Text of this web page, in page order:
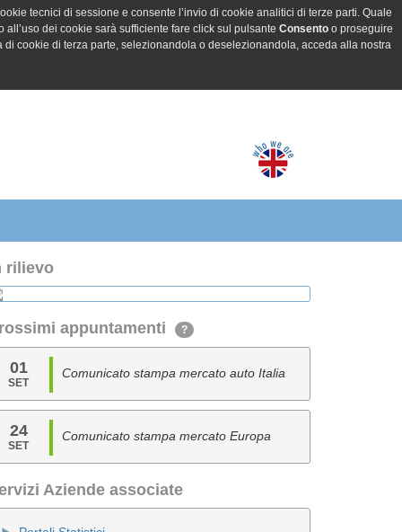
tecnici di sessione e consente l’invio di cookie analitici di terze parti. Quale
dei cookie sarà sufficiente fare click sul pulsante Consentoo proseguire
cookie di terza parte, selezionandola o deselezionandola, acceda alla nostra
rilievo
appuntamenti ?
01
SET
Comunicato stampa mercato auto Italia
24
SET
Comunicato stampa mercato Europa
Aziende associate